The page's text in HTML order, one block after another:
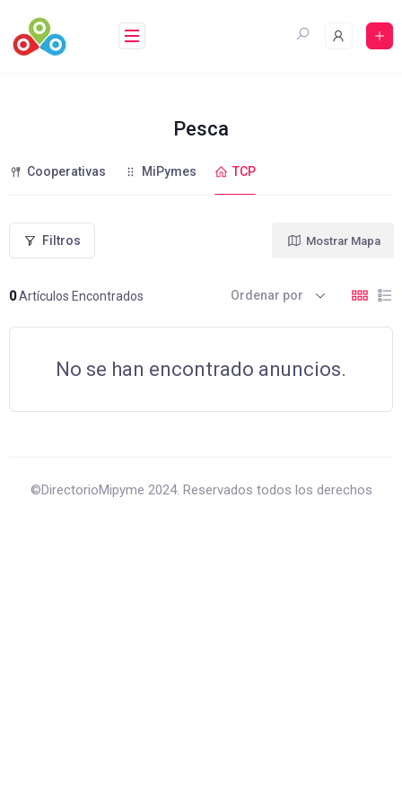
contenido
Pesca
Cooperativas MiPymes TCP
Filtros
0Artículos Encontrados
Mostrar Mapa
Ordenar por
No se han encontrado anuncios.
©DirectorioMipyme 2024. Reservados todos los derechos